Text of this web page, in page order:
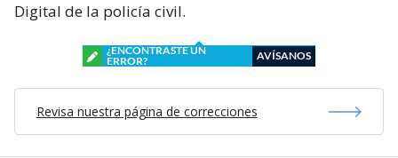
Digital de la policía civil.
¿ENCONTRASTE UN
ERROR?
AVÍSANOS
Revisa nuestra página de correcciones